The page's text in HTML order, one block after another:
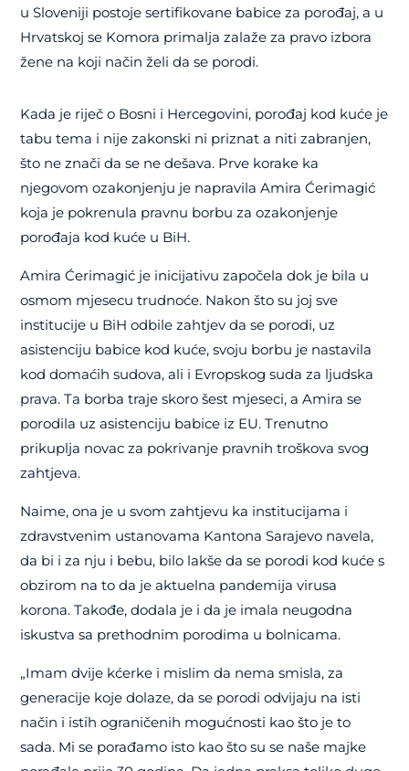
u Sloveniji postoje sertifikovane babice za porođaj, a u
Hrvatskoj se Komora primalja zalaže za pravo izbora
žene na koji način želi da se porodi.
Kada je riječ o Bosni i Hercegovini, porođaj kod kuće je
tabu tema i nije zakonski ni priznat a niti zabranjen,
što ne znači da se ne dešava. Prve korake ka
njegovom ozakonjenju je napravila Amira Ćerimagić
koja je pokrenula pravnu borbu za ozakonjenje
porođaja kod kuće u BiH.
Amira Ćerimagić je inicijativu započela dok je bila u
osmom mjesecu trudnoće. Nakon što su joj sve
institucije u BiH odbile zahtjev da se porodi, uz
asistenciju babice kod kuće, svoju borbu je nastavila
kod domaćih sudova, ali i Evropskog suda za ljudska
prava. Ta borba traje skoro šest mjeseci, a Amira se
porodila uz asistenciju babice iz EU. Trenutno
prikuplja novac za pokrivanje pravnih troškova svog
zahtjeva.
Naime, ona je u svom zahtjevu ka institucijama i
zdravstvenim ustanovama Kantona Sarajevo navela,
da bi i za nju i bebu, bilo lakše da se porodi kod kuće s
obzirom na to da je aktuelna pandemija virusa
korona. Takođe, dodala je i da je imala neugodna
iskustva sa prethodnim porodima u bolnicama.
„Imam dvije kćerke i mislim da nema smisla, za
generacije koje dolaze, da se porodi odvijaju na isti
način i istih ograničenih mogućnosti kao što je to
sada. Mi se porađamo isto kao što su se naše majke